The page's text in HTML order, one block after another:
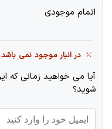
اتمام موجودی
در انبار موجود نمی باشد
آیا می خواهید زمانی که
شوید؟